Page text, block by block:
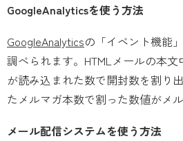
GoogleAnalyticsを使う方法
GoogleAnalyticsの「イベント機能
調べられます。HTMLメールの本
が読み込まれた数で開封数を割り
たメルマガ本数で割った数値がメ
メール配信システムを使う方法